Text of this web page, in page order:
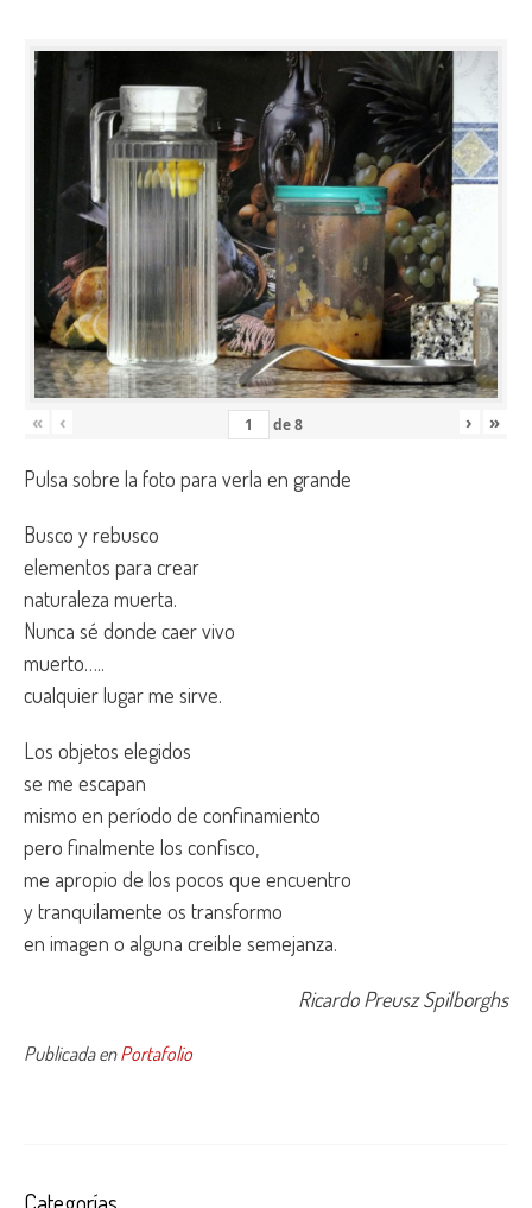
« ‹ de8 › »
Pulsa sobre la foto para verla en grande
Busco y rebusco
elementos para crear
naturaleza muerta.
Nunca sé donde caer vivo
muerto…..
cualquier lugar me sirve.
Los objetos elegidos
se me escapan
mismo en período de confinamiento
pero finalmente los confisco,
me apropio de los pocos que encuentro
y tranquilamente os transformo
en imagen o alguna creible semejanza.
Ricardo Preusz Spilborghs
Publicada enPortafolio